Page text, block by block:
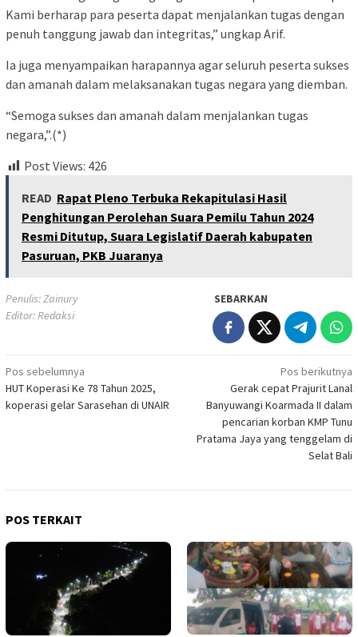
Kami berharap para peserta dapat menjalankan tugas dengan
penuh tanggung jawab dan integritas,” ungkap Arif.
Ia juga menyampaikan harapannya agar seluruh peserta sukses
dan amanah dalam melaksanakan tugas negara yang diemban.
“Semoga sukses dan amanah dalam menjalankan tugas
negara,”.(*)
Post Views: 426
READ Rapat Pleno Terbuka Rekapitulasi Hasil
Penghitungan Perolehan Suara Pemilu Tahun 2024
Resmi Ditutup, Suara Legislatif Daerah kabupaten
Pasuruan, PKB Juaranya
Penulis: Zainury
Editor: Redaksi
SEBARKAN
Navigasi
pos
Pos sebelumnya
HUT Koperasi Ke 78 Tahun 2025,
koperasi gelar Sarasehan di UNAIR
Pos berikutnya
Gerak cepat Prajurit Lanal
Banyuwangi Koarmada II dalam
pencarian korban KMP Tunu
Pratama Jaya yang tenggelam di
Selat Bali
POS TERKAIT